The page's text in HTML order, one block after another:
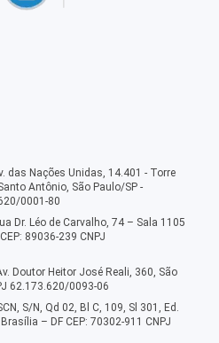
das Nações Unidas, 14.401 - Torre
Antônio, São Paulo/SP -
0001-80
Dr. Léo de Carvalho, 74 – Sala 1105
89036-239 CNPJ
Doutor Heitor José Reali, 360, São
62.173.620/0093-06
S/N, Qd 02, Bl C, 109, Sl 301, Ed.
– DF CEP: 70302-911 CNPJ